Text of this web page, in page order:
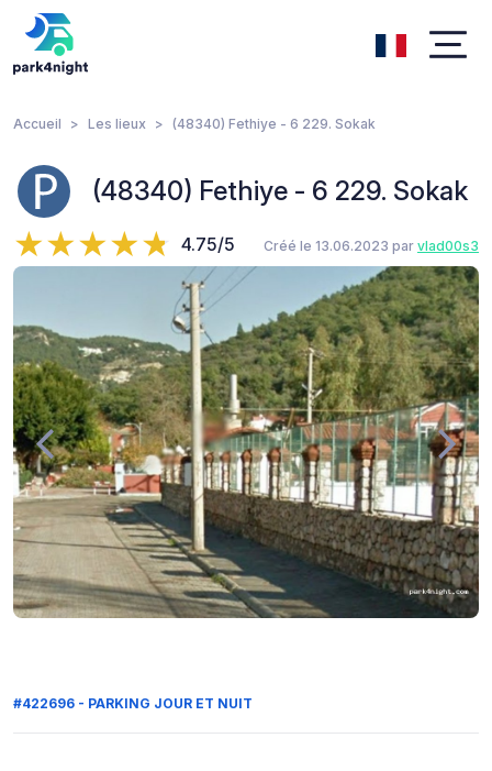
Accueil Les lieux (48340) Fethiye - 6 229. Sokak
(48340) Fethiye - 6 229. Sokak
4.75/5 Créé le 13.06.2023 par vlad00s3
#422696 - PARKING JOUR ET NUIT